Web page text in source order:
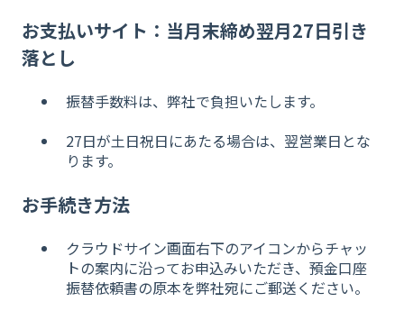
お支払いサイト：当月末締め翌月27日引き
落とし
振替手数料は、弊社で負担いたします。
27日が土日祝日にあたる場合は、翌営業日とな
ります。
お手続き方法
クラウドサイン画面右下のアイコンからチャッ
トの案内に沿ってお申込みいただき、預金口座
振替依頼書の原本を弊社宛にご郵送ください。